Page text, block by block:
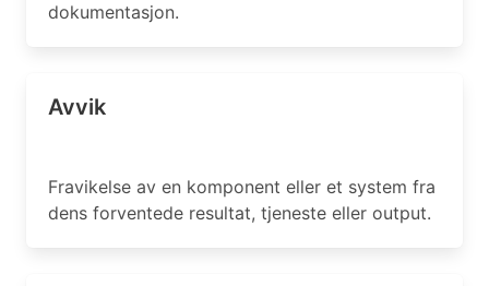
dokumentasjon.
Avvik
Fravikelse av en komponent eller et system fra
dens forventede resultat, tjeneste eller output.